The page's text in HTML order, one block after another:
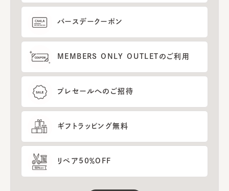
バースデークーポン
MEMBERS ONLY OUTLETのご利用
プレセールへのご招待
ギフトラッピング無料
リペア50％OFF